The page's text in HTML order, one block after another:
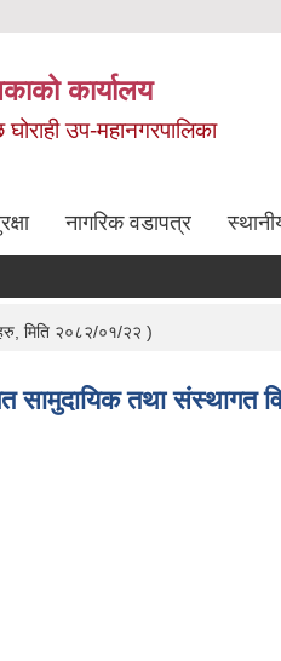
कार्यालय
उप-महानगरपालिका
नागरिक वडापत्र
मिति २०८२/०१/२२ )
सामुदायिक तथा